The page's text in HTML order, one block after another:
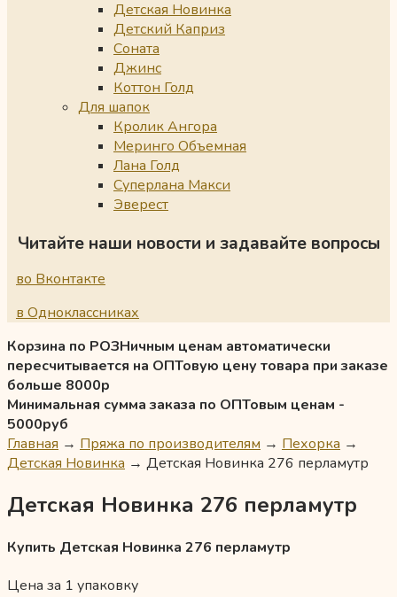
Детская Новинка
Детский Каприз
Соната
Джинс
Коттон Голд
Для шапок
Кролик Ангора
Меринго Объемная
Лана Голд
Суперлана Макси
Эверест
Читайте наши новости и задавайте вопросы
во Вконтакте
в Одноклассниках
Корзина по РОЗНичным ценам автоматически
пересчитывается на ОПТовую цену товара при заказе
больше 8000р
Минимальная сумма заказа по ОПТовым ценам -
5000руб
Главная → Пряжа по производителям → Пехорка →
Детская Новинка → Детская Новинка 276 перламутр
Детская Новинка 276 перламутр
Купить Детская Новинка 276 перламутр
Цена за 1 упаковку